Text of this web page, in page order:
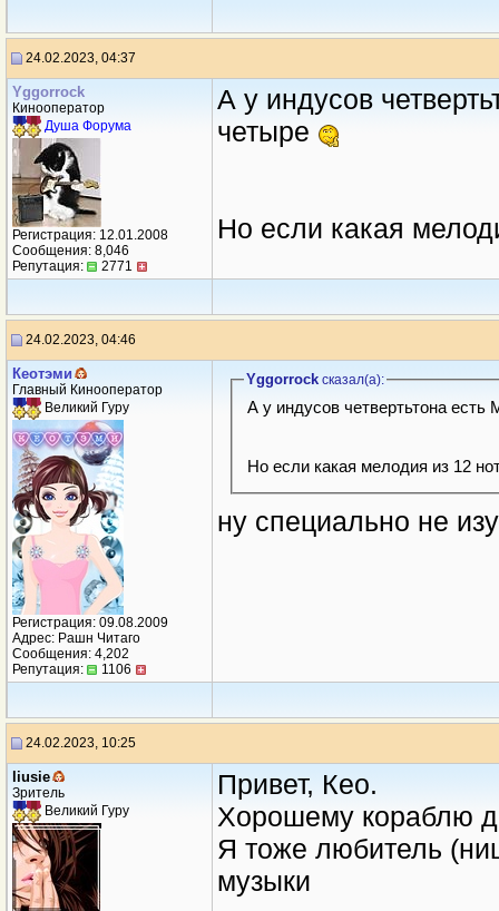
24.02.2023, 04:37
Yggorrock
Кинооператор
Душа Форума
Регистрация: 12.01.2008
Сообщения: 8,046
Репутация:
2771
А у индусов
четыре
Но если какая
24.02.2023, 04:46
Кеотэми
Главный Кинооператор
Великий Гуру
Регистрация: 09.08.2009
Адрес: Рашн Читаго
Сообщения: 4,202
Репутация:
1106
Yggorrockсказал(a):
А у индусов четвертьтона
Но если какая мелодия из 12
ну специально не
24.02.2023, 10:25
liusie
Зритель
Великий Гуру
Привет, Кео.
Хорошему кораблю
Я тоже любитель
музыки